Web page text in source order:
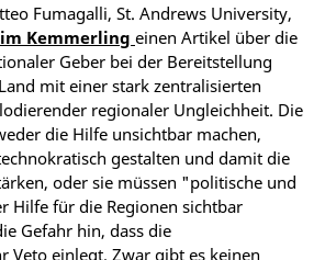
Fumagalli, St. Andrews University,
Kemmerling einen Artikel über die
Geber bei der Bereitstellung
mit einer stark zentralisierten
regionaler Ungleichheit. Die
die Hilfe unsichtbar machen,
gestalten und damit die
oder sie müssen "politische und
Hilfe für die Regionen sichtbar
Gefahr hin, dass die
Veto einlegt. Zwar gibt es keinen